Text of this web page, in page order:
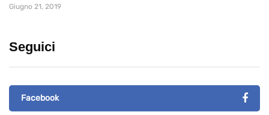
Giugno 21, 2019
Seguici
Facebook